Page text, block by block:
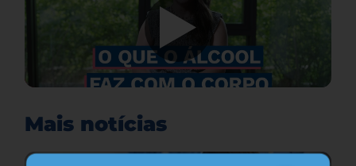
Mais notícias